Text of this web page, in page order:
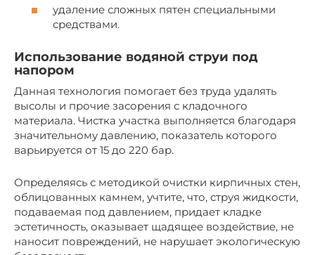
удаление сложных пятен специальными
средствами.
Использование водяной струи под
напором
Данная технология помогает без труда удалять
высолы и прочие засорения с кладочного
материала. Чистка участка выполняется благодаря
значительному давлению, показатель которого
варьируется от 15 до 220 бар.
Определяясь с методикой очистки кирпичных стен,
облицованных камнем, учтите, что, струя жидкости,
подаваемая под давлением, придает кладке
эстетичность, оказывает щадящее воздействие, не
наносит повреждений, не нарушает экологическую